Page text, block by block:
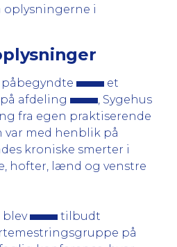
i
påbegyndte
et
afdeling
, Sygehus
fra egen praktiserende
var med henblik på
kroniske smerter i
hofter, lænd og venstre
blev
tilbudt
på